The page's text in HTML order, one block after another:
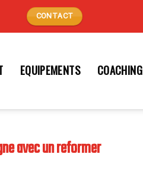
CONTACT
EQUIPEMENTS COACHING
avec un reformer